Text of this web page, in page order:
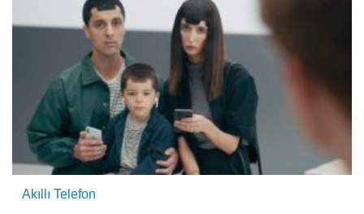
Akıllı Telefon